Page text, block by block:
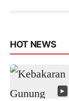
HOT NEWS
▶